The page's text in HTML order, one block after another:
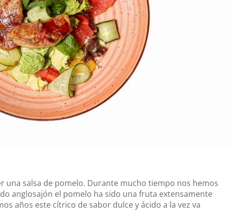
una salsa de pomelo. Durante mucho tiempo nos hemos
anglosajón el pomelo ha sido una fruta extensamente
años este cítrico de sabor dulce y ácido a la vez va